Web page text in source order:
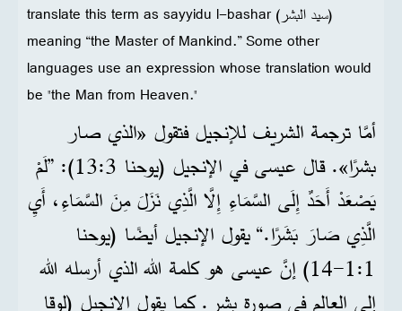
translate this term as sayyidu l-bashar (سيد البشر)
meaning “the Master of Mankind.” Some other
languages use an expression whose translation would
be "the Man from Heaven."
أمَّا ترجمة الشريف للإنجيل فتقول «الذي صار
بشرًا». قال عيسى في الإنجيل (يوحنا 3‏:13): ”لَمْ
يَصْعَدْ أَحَدٌ إِلَى السَّمَاءِ إِلَّا الَّذِي نَزَلَ مِنَ السَّمَاءِ، أَيِ
الَّذِي صَارَ بَشَرًا.“ يقول الإنجيل أيضًا (يوحنا
1‏:1‏-14) إنَّ عيسى هو كلمة الله الذي أرسله الله
إلى العالم في صورة بشر. كما يقول الإنجيل (لوقا